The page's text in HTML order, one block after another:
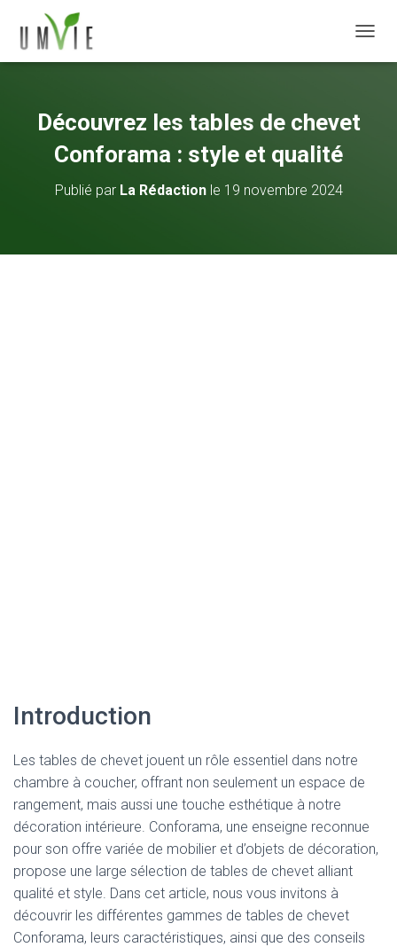
Découvrez les tables de chevet
Conforama : style et qualité
Publié par La Rédactionle 19 novembre 2024
Introduction
Les tables de chevet jouent un rôle essentiel dans notre
chambre à coucher, offrant non seulement un espace de
rangement, mais aussi une touche esthétique à notre
décoration intérieure. Conforama, une enseigne reconnue
pour son offre variée de mobilier et d’objets de décoration,
propose une large sélection de tables de chevet alliant
qualité et style. Dans cet article, nous vous invitons à
découvrir les différentes gammes de tables de chevet
Conforama, leurs caractéristiques, ainsi que des conseils